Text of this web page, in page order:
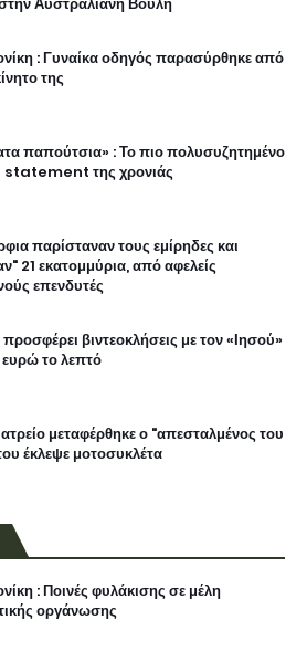
: Γυναίκα οδηγός παρασύρθηκε από
της
παπούτσια» : Το πιο πολυσυζητημένο
της χρονιάς
παρίσταναν τους εμίρηδες και
21 εκατομμύρια, από αφελείς
επενδυτές
προσφέρει βιντεοκλήσεις με τον «Ιησού»
το λεπτό
μεταφέρθηκε ο "απεσταλμένος του
έκλεψε μοτοσυκλέτα
: Ποινές φυλάκισης σε μέλη
οργάνωσης